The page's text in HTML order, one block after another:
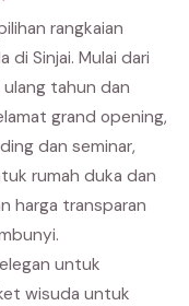
rangkaian
Sinjai. Mulai dari
tahun dan
grand opening,
dan seminar,
rumah duka dan
harga transparan
untuk
wisuda untuk